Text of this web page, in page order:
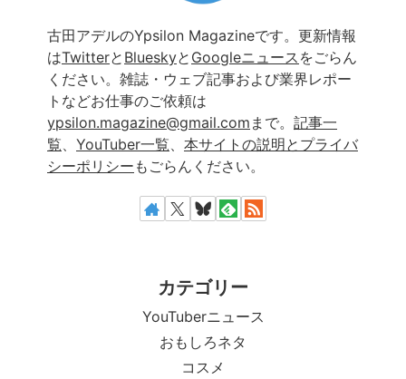
古田アデルのYpsilon Magazineです。更新情報
はTwitterと Blueskyと Googleニュース をごらん
ください。雑誌・ウェブ記事および業界レポー
トなどお仕事のご依頼は
ypsilon.magazine@gmail.com まで。 記事一
覧、 YouTuber一覧、 本サイトの説明とプライバ
シーポリシー もごらんください。
カテゴリー
YouTuberニュース
おもしろネタ
コスメ